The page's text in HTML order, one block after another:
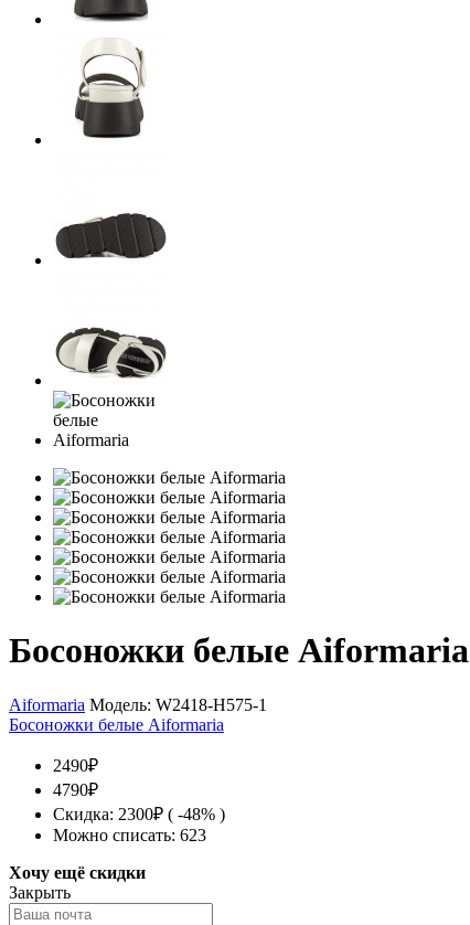
Босоножки белые Aiformaria
Aiformaria Модель: W2418-H575-1
Босоножки белые Aiformaria
2490₽
4790₽
Скидка: 2300₽ ( -48% )
Можно списать: 623
Хочу ещё скидки
Закрыть